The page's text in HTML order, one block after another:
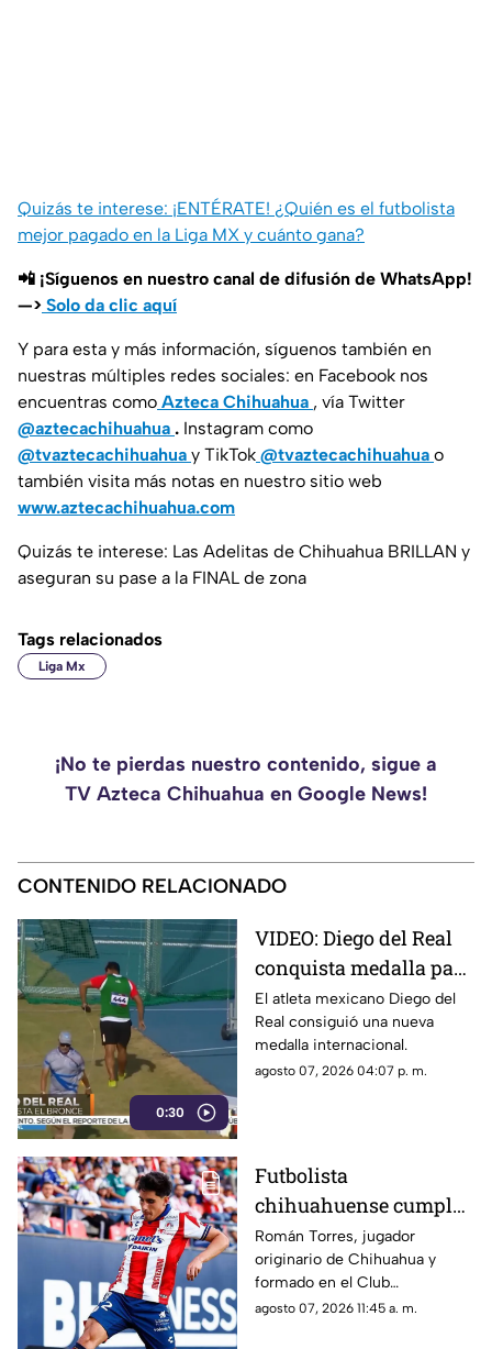
Quizás te interese: ¡ENTÉRATE! ¿Quién es el futbolista
mejor pagado en la Liga MX y cuánto gana?
📲 ¡Síguenos en nuestro canal de difusión de WhatsApp!
—> Solo da clic aquí
Y para esta y más información, síguenos también en
nuestras múltiples redes sociales: en Facebook nos
encuentras como Azteca Chihuahua , vía Twitter
@aztecachihuahua . Instagram como
@tvaztecachihuahua y TikTok @tvaztecachihuahua o
también visita más notas en nuestro sitio web
www.aztecachihuahua.com
Quizás te interese: Las Adelitas de Chihuahua BRILLAN y
aseguran su pase a la FINAL de zona
Tags relacionados
Liga Mx
¡No te pierdas nuestro contenido, sigue a
TV Azteca Chihuahua en Google News!
CONTENIDO RELACIONADO
0:30
VIDEO: Diego del Real
conquista medalla para
México en lanzamiento
de martillo
El atleta mexicano Diego del
Real consiguió una nueva
medalla internacional.
agosto 07, 2026 04:07 p. m.
Futbolista
chihuahuense cumple
el sueño de enfrentar a
Lionel Messi en la
Leagues Cup 2026
Román Torres, jugador
originario de Chihuahua y
formado en el Club
Independiente Chihuahua, fue
agosto 07, 2026 11:45 a. m.